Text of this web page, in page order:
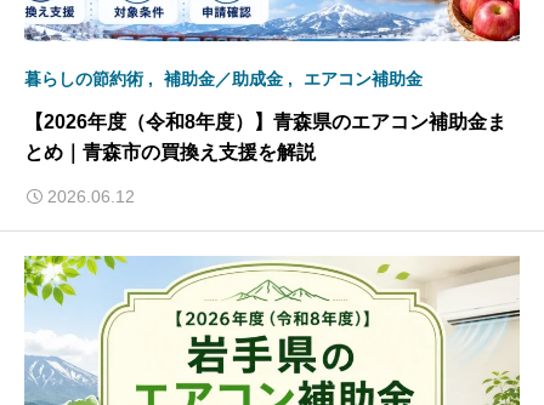
暮らしの節約術 補助金／助成金 エアコン補助金
【2026年度（令和8年度）】青森県のエアコン補助金ま
とめ｜青森市の買換え支援を解説
2026.06.12